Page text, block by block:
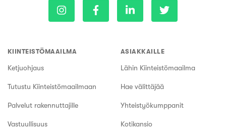
KIINTEISTÖMAAILMA
Ketjuohjaus
Tutustu Kiinteistömaailmaan
Palvelut rakennuttajille
Vastuullisuus
ASIAKKAILLE
Lähin Kiinteistömaailma
Hae välittäjää
Yhteistyökumppanit
Kotikansio